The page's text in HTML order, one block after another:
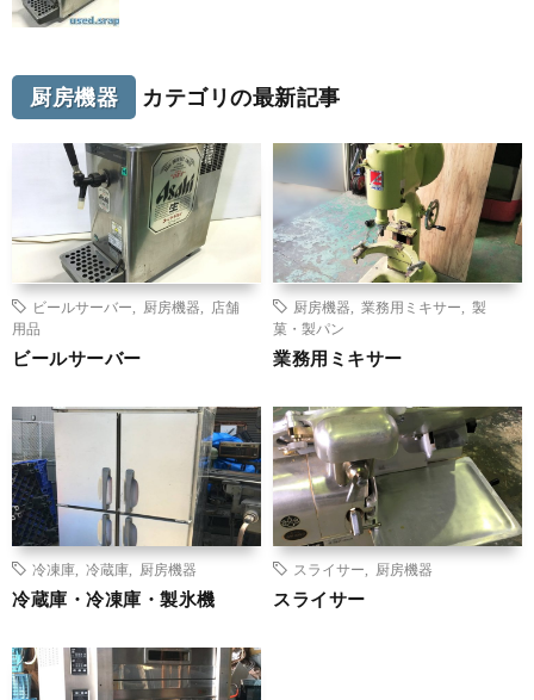
厨房機器 カテゴリの最新記事
ビールサーバー 厨房機器
店舗
用品
ビールサーバー
厨房機器 業務用ミキサー
製
菓・製パン
業務用ミキサー
冷凍庫 冷蔵庫 厨房機器
冷蔵庫・冷凍庫・製氷機
スライサー 厨房機器
スライサー